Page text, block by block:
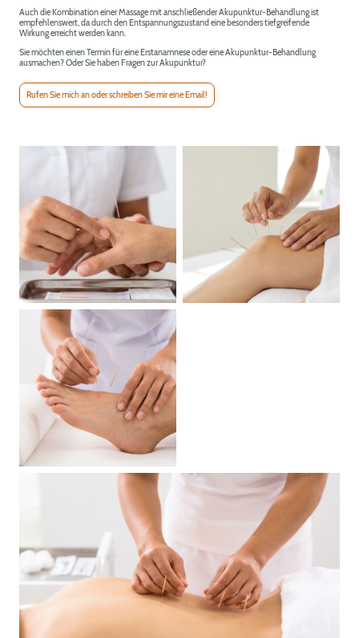
Auch die Kombination einer Massage mit anschließender Akupunktur-Behandlung ist
empfehlenswert, da durch den Entspannungszustand eine besonders tiefgreifende
Wirkung erreicht werden kann.
Sie möchten einen Termin für eine Erstanamnese oder eine Akupunktur-Behandlung
ausmachen? Oder Sie haben Fragen zur Akupunktur?
Rufen Sie mich an oder schreiben Sie mir eine Email!